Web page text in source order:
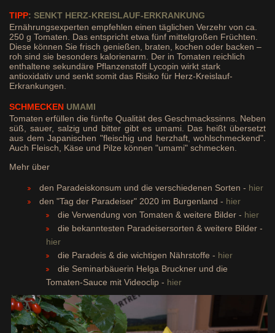
TIPP: SENKT HERZ-KREISLAUF-ERKRANKUNG
Ernährungsexperten empfehlen einen täglichen Verzehr von ca.
250 g Tomaten. Das entspricht etwa fünf mittelgroßen Früchten.
Diese können Sie frisch genießen, braten, kochen oder backen –
roh sind sie besonders kalorienarm. Der in Tomaten reichlich
enthaltene sekundäre Pflanzenstoff Lycopin wirkt stark
antioxidativ und senkt somit das Risiko für Herz-Kreislauf-
Erkrankungen.
SCHMECKEN UMAMI
Tomaten erfüllen die fünfte Qualität des Geschmackssinns. Neben
süß, sauer, salzig und bitter gibt es umami. Das heißt übersetzt
aus dem Japanischen "fleischig und herzhaft, wohlschmeckend".
Auch Fleisch, Käse und Pilze können "umami" schmecken.
Mehr über
den Paradeiskonsum und die verschiedenen Sorten - hier
den "Tag der Paradeiser" 2020 im Burgenland - hier
die Verwendung von Tomaten & weitere Bilder - hier
die bekanntesten Paradeisersorten & weitere Bilder -
hier
die Paradeis & die wichtigen Nährstoffe - hier
die Seminarbäuerin Helga Bruckner und die
Tomaten-Sauce mit Videoclip - hier